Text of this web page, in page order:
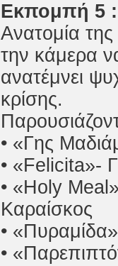
Εκπομπή 5
Ανατομία της
την κάμερα
ανατέμνει
κρίσης.
• «Γης
• «Felicita»-
• «Holy
Καραίσκος
•
•